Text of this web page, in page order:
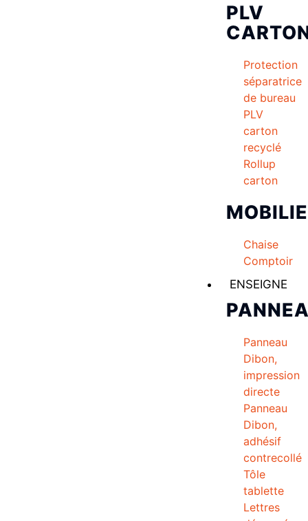
PLV
Protection
séparatrice
de bureau
PLV
carton
recyclé
Rollup
carton
Chaise
Comptoir
ENSEIGNE
Panneau
Dibon,
impression
directe
Panneau
Dibon,
adhésif
contrecollé
Tôle
tablette
Lettres